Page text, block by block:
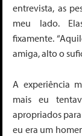
entrevista, as
meu lado.
fixamente.
amiga, alto o
A experiência
mais eu
apropriados
eu era um